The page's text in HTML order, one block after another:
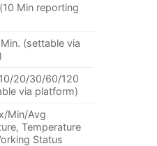
Min reporting
(settable via
20/30/60/120
via platform)
Min/Avg
Temperature
Status